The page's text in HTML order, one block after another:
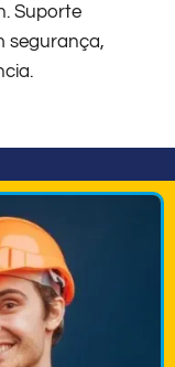
Suporte
segurança,